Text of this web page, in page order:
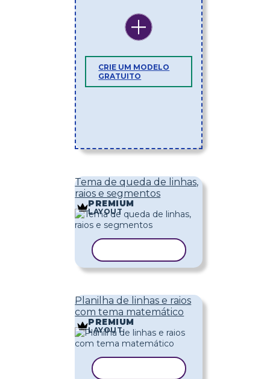
CRIE UM MODELO
GRATUITO
Tema de queda de linhas,
raios e segmentos
PREMIUM
LAYOUT
Planilha de linhas e raios
com tema matemático
PREMIUM
LAYOUT